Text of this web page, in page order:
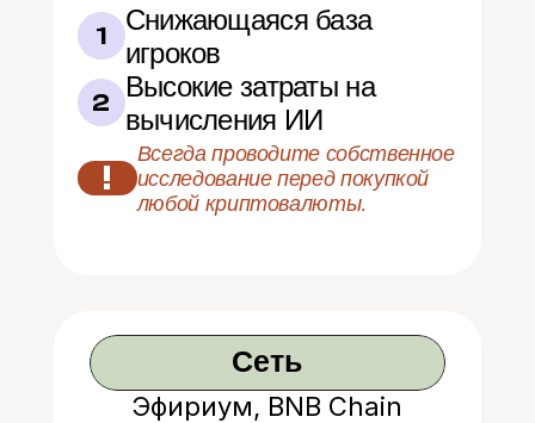
1
Снижающаяся база
игроков
2
Высокие затраты на
вычисления ИИ
!
Всегда проводите собственное
исследование перед покупкой
любой криптовалюты.
Сеть
Эфириум, BNB Chain